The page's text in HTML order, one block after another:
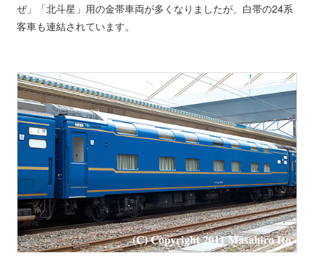
ぜ」「北斗星」用の金帯車両が多くなりましたが、白帯の24系
客車も連結されています。